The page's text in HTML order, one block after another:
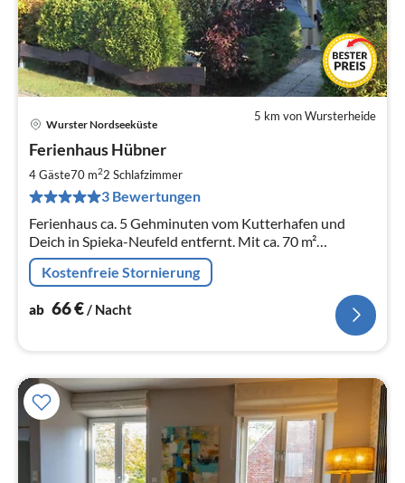
5 km von Wursterheide
Wurster Nordseeküste
Ferienhaus Hübner
4 Gäste70 m22 Schlafzimmer
3 Bewertungen
Ferienhaus ca. 5 Gehminuten vom Kutterhafen und
Deich in Spieka-Neufeld entfernt. Mit ca. 70 m²
Wohnfläche, für bis zu 4 Personen und 2 Stellplätzen.
Kostenfreie Stornierung
ab 66€/ Nacht